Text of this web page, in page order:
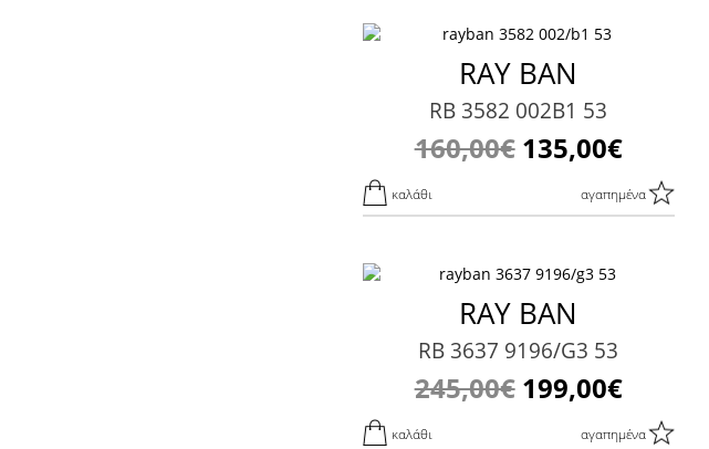
RAY BAN
RB 3582 002B1 53
160,00€135,00€
καλάθι αγαπημένα
RAY BAN
RB 3637 9196/G3 53
245,00€199,00€
καλάθι αγαπημένα